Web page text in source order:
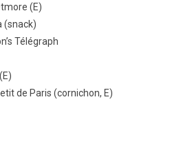
(E)
(snack)
Télégraph
de Paris (cornichon, E)